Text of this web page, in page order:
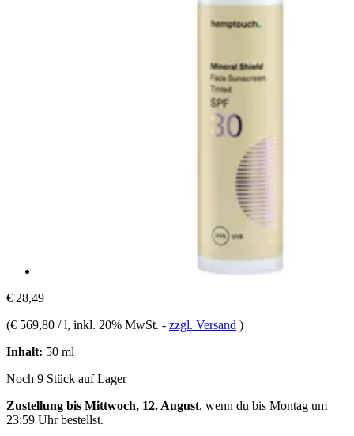
€ 28,49
(€ 569,80 / l, inkl. 20% MwSt. - zzgl. Versand )
Inhalt: 50 ml
Noch 9 Stück auf Lager
Zustellung bis Mittwoch, 12. August, wenn du bis Montag um
23:59 Uhrbestellst.